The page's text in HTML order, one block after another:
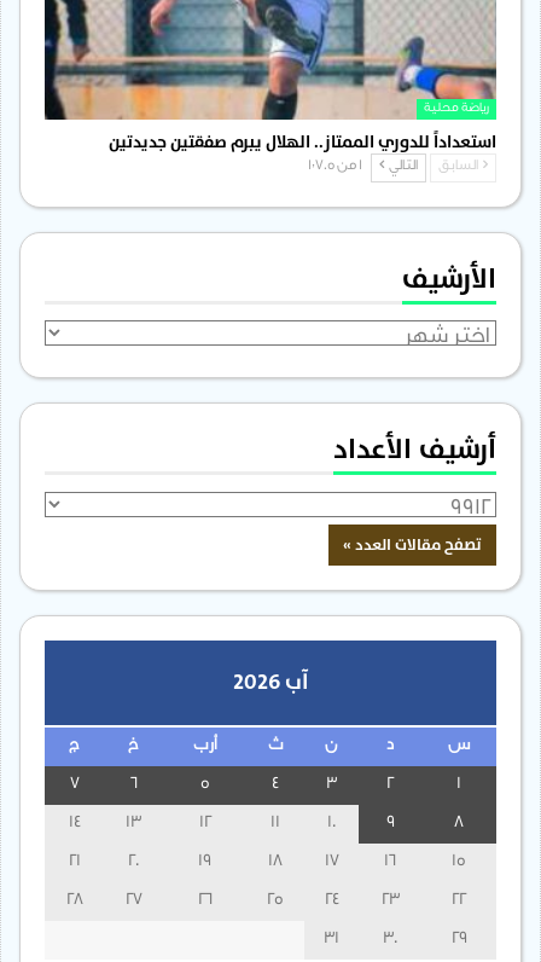
رياضة محلية
استعداداً للدوري الممتاز.. الهلال يبرم صفقتين جديدتين
السابق التالي
الأرشيف
الأرشيف
أرشيف الأعداد
آب 2026
س ن ث أرب خ ج
3
13
14
15
17
18
19
20
23
24
25
27
28
29
30
31